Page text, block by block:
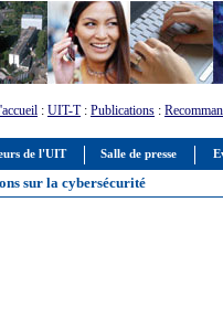
de l'UIT Salle de presse
: UIT-T: Publications :
sur la cybersécurité